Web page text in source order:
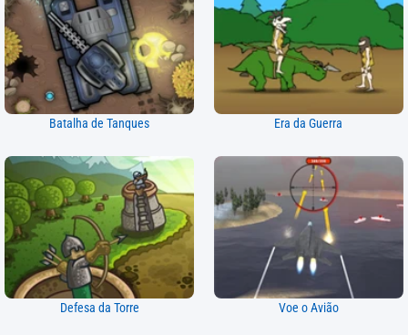
Batalha de Tanques Era da Guerra
Defesa da Torre Voe o Avião